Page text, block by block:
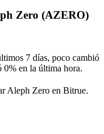
Zero (AZERO)
7 días, poco cambió
0% en la última hora.
Aleph Zero en Bitrue.